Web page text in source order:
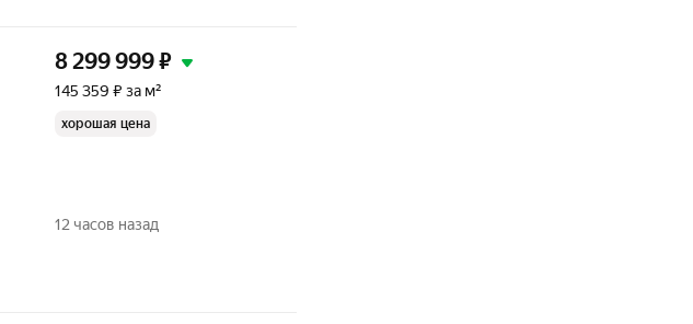
8 299 999₽
145 359 ₽ за м²
хорошая цена
12 часов назад